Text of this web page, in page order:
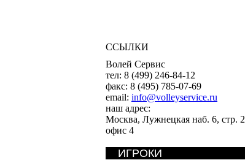
ССЫЛКИ
Волей Сервис
тел: 8 (499) 246-84-12
факс: 8 (495) 785-07-69
email: info@volleyservice.ru
наш адрес:
Москва, Лужнецкая наб. 6, стр. 2
офис 4
ИГРОКИ